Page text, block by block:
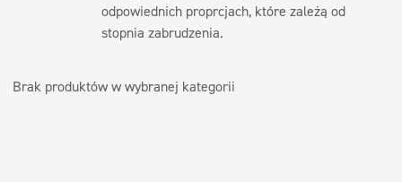
Konserwacja podłóg
Dezynfekcja
Neutralizatory zapachów
Superkoncentraty
odpowiednich proprcjach, które zależą od
stopnia zabrudzenia.
Brak produktów w wybranej kategorii